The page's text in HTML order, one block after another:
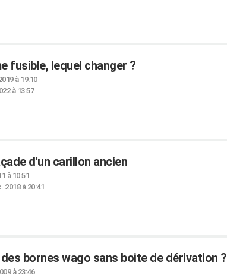
fusible, lequel changer ?
à 19:10
à 13:57
d'un carillon ancien
à 10:51
2018 à 20:41
bornes wago sans boite de dérivation ?
à 23:46